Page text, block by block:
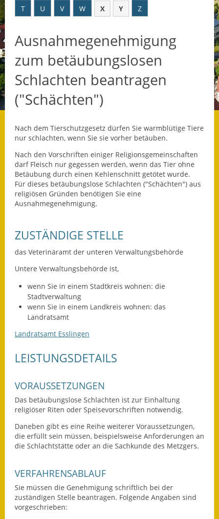
Datenschutz
Datenschutz im
Steueramt
Gebärdensprache
Geschichte und
Gegenwart
Was die Alten noch
wussten!
Wagner-Werkstatt
Informationsbroschüre
Lärmaktionsplan
Infos in Leichter Sprache
Nachhaltigkeitsbericht
Notfallplanung
Kreisstraße
Umleitungsplan
Stellenausschreibungen
T
U V W X Y Z
Ausnahmegenehmigung
zum betäubungslosen
Schlachten beantragen
("Schächten")
Nach dem Tierschutzgesetz dürfen Sie warmblütige Tiere
nur schlachten, wenn Sie sie vorher betäuben.
Nach den Vorschriften einiger Religionsgemeinschaften
darf Fleisch nur gegessen werden, wenn das Tier ohne
Betäubung durch einen Kehlenschnitt getötet wurde.
Für dieses betäubungslose Schlachten ("Schächten") aus
religiösen Gründen benötigen Sie eine
Ausnahmegenehmigung.
ZUSTÄNDIGE STELLE
das Veterinäramt der unteren Verwaltungsbehörde
Untere Verwaltungsbehörde ist,
wenn Sie in einem Stadtkreis wohnen: die
Stadtverwaltung
wenn Sie in einem Landkreis wohnen: das
Landratsamt
Landratsamt Esslingen
LEISTUNGSDETAILS
VORAUSSETZUNGEN
Das betäubungslose Schlachten ist zur Einhaltung
religiöser Riten oder Speisevorschriften notwendig.
Daneben gibt es eine Reihe weiterer Voraussetzungen,
die erfüllt sein müssen, beispielsweise Anforderungen an
die Schlachtstätte oder an die Sachkunde des Metzgers.
VERFAHRENSABLAUF
Sie müssen die Genehmigung schriftlich bei der
zuständigen Stelle beantragen. Folgende Angaben sind
vorgeschrieben: